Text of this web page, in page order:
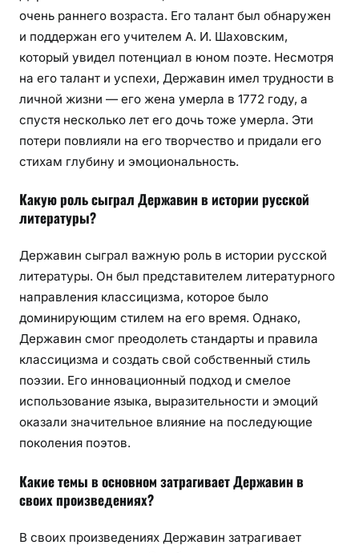
очень раннего возраста. Его талант был обнаружен
и поддержан его учителем А. И. Шаховским,
который увидел потенциал в юном поэте. Несмотря
на его талант и успехи, Державин имел трудности в
личной жизни — его жена умерла в 1772 году, а
спустя несколько лет его дочь тоже умерла. Эти
потери повлияли на его творчество и придали его
стихам глубину и эмоциональность.
Какую роль сыграл Державин в истории русской
литературы?
Державин сыграл важную роль в истории русской
литературы. Он был представителем литературного
направления классицизма, которое было
доминирующим стилем на его время. Однако,
Державин смог преодолеть стандарты и правила
классицизма и создать свой собственный стиль
поэзии. Его инновационный подход и смелое
использование языка, выразительности и эмоций
оказали значительное влияние на последующие
поколения поэтов.
Какие темы в основном затрагивает Державин в
своих произведениях?
В своих произведениях Державин затрагивает